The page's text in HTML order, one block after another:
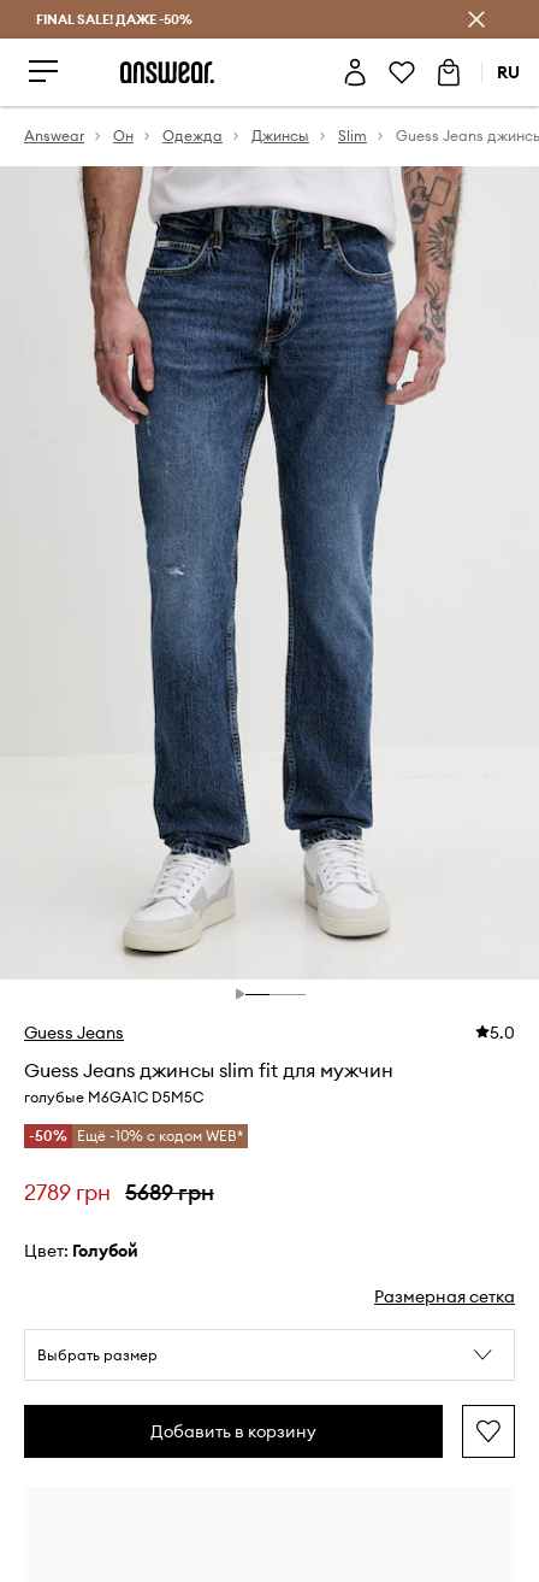
FINAL SALE! ДАЖЕ -50%
RU
Answear Он Одежда Джинсы Slim
Guess Jeans 5.0
Guess Jeans джинсы slim fit для мужчин
голубые M6GA1C D5M5C
-50% Ещё -10% с кодом WEB*
2789 грн 5689 грн
Цвет: голубой
Размерная сетка
Выбрать размер
Добавить в корзину